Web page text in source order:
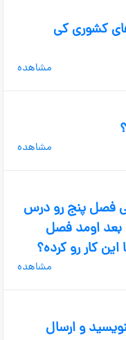
کشوری کی
مشاهده
مشاهده
فصل پنج رو درس
اومد فصل
کار رو کرده؟
مشاهده
و ارسال